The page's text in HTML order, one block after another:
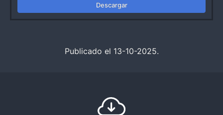
Descargar
Publicado el 13-10-2025.